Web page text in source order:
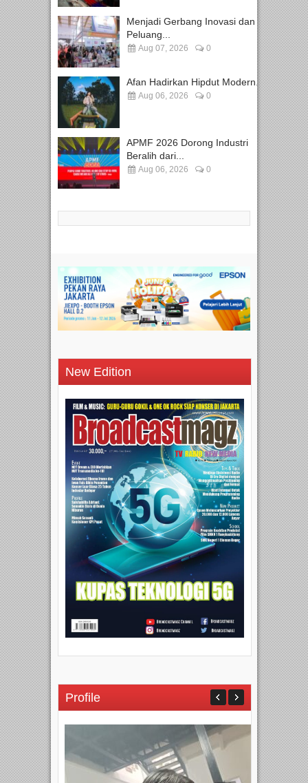
Menjadi Gerbang Inovasi dan
Peluang...
Aug 07, 2026 0
Afan Hadirkan Hipdut Modern...
Aug 06, 2026 0
APMF 2026 Dorong Industri
Beralih dari...
Aug 06, 2026 0
New Edition
Profile